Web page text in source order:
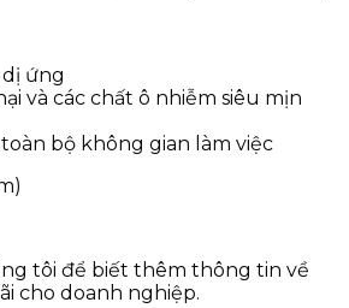
ứng
và các chất ô nhiễm siêu mịn
bộ không gian làm việc
tôi để biết thêm thông tin về
cho doanh nghiệp.